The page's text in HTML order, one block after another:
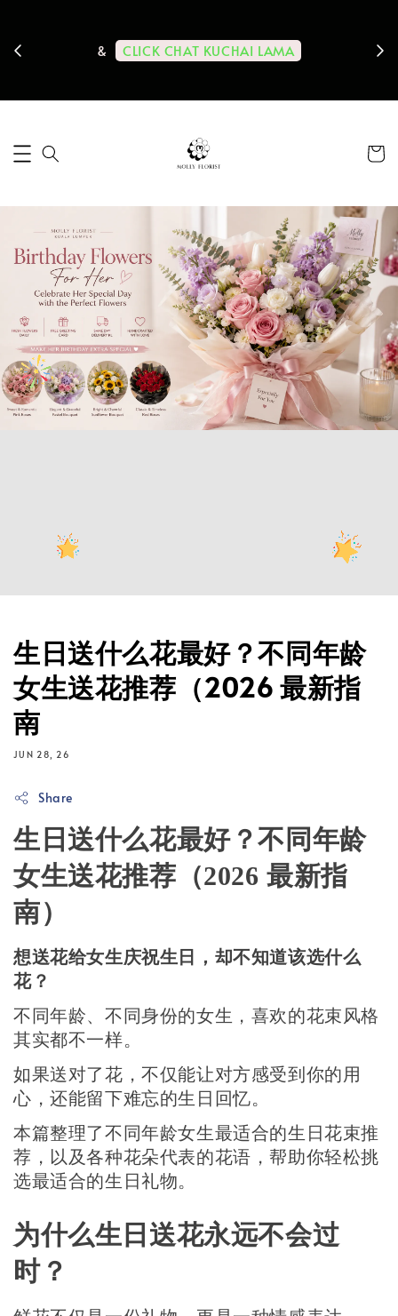
& CLICK CHAT KUCHAI LAMA
生日送什么花最好？不同年龄
女生送花推荐（2026 最新指
南
JUN 28, 26
Share
生日送什么花最好？不同年龄
女生送花推荐（2026 最新指
南）
想送花给女生庆祝生日，却不知道该选什么
花？
不同年龄、不同身份的女生，喜欢的花束风格
其实都不一样。
如果送对了花，不仅能让对方感受到你的用
心，还能留下难忘的生日回忆。
本篇整理了不同年龄女生最适合的生日花束推
荐，以及各种花朵代表的花语，帮助你轻松挑
选最适合的生日礼物。
为什么生日送花永远不会过
时？